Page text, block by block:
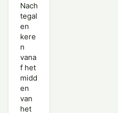
Nach
tegal
en
kere
n
vana
f het
midd
en
van
het